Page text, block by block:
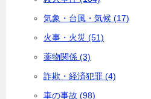
気象・台風・気候 (17)
火事・火災 (51)
薬物関係 (3)
詐欺・経済犯罪 (4)
車の事故 (98)